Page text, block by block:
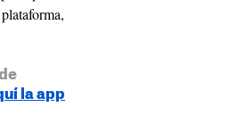
la app